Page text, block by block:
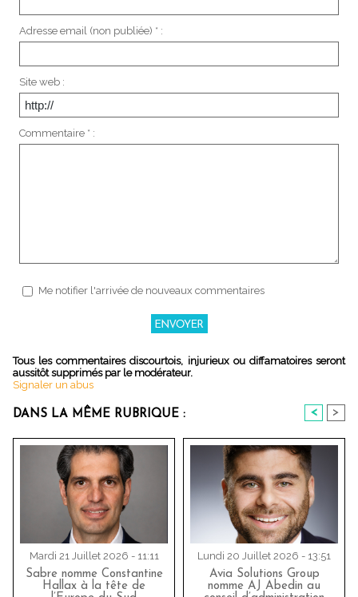
Adresse email (non publiée) * :
Site web :
Commentaire * :
Me notifier l'arrivée de nouveaux commentaires
Tous les commentaires discourtois, injurieux ou diffamatoires seront
aussitôt supprimés par le modérateur.
Signaler un abus
DANS LA MÊME RUBRIQUE : < >
Mardi 21 Juillet 2026 - 11:11
Sabre nomme Constantine
Hallax à la tête de
Lundi 20 Juillet 2026 - 13:51
Avia Solutions Group
nomme AJ Abedin au